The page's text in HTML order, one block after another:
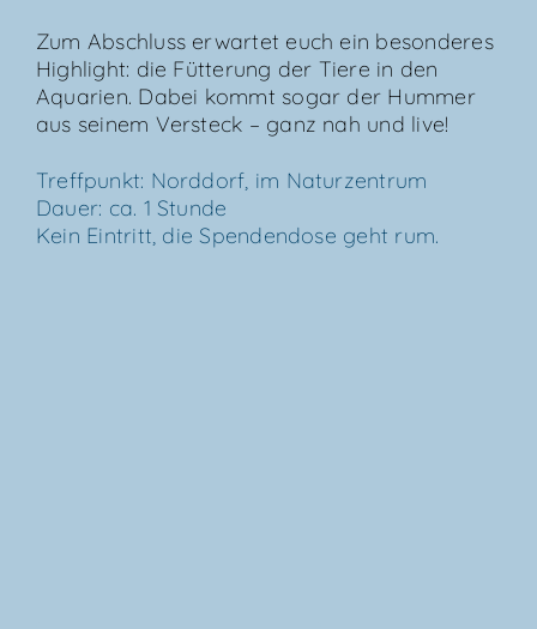
Zum Abschluss erwar­tet euch ein beson­de­res
High­light: die Füt­te­rung der Tie­re in den
Aqua­ri­en. Dabei kommt sogar der Hum­mer
aus sei­nem Ver­steck – ganz nah und live!
Treff­punkt: Nord­dorf, im Natur­zen­trum
Dau­er: ca. 1 Stun­de
Kein Ein­tritt, die Spen­den­do­se geht rum.